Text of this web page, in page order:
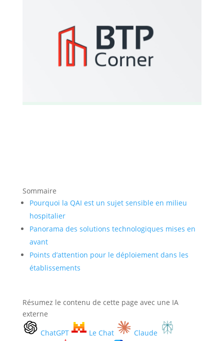
Sommaire
Pourquoi la QAI est un sujet sensible en milieu
hospitalier
Panorama des solutions technologiques mises en
avant
Points d’attention pour le déploiement dans les
établissements
Résumez le contenu de cette page avec une IA
externe
ChatGPT
Le Chat
Claude